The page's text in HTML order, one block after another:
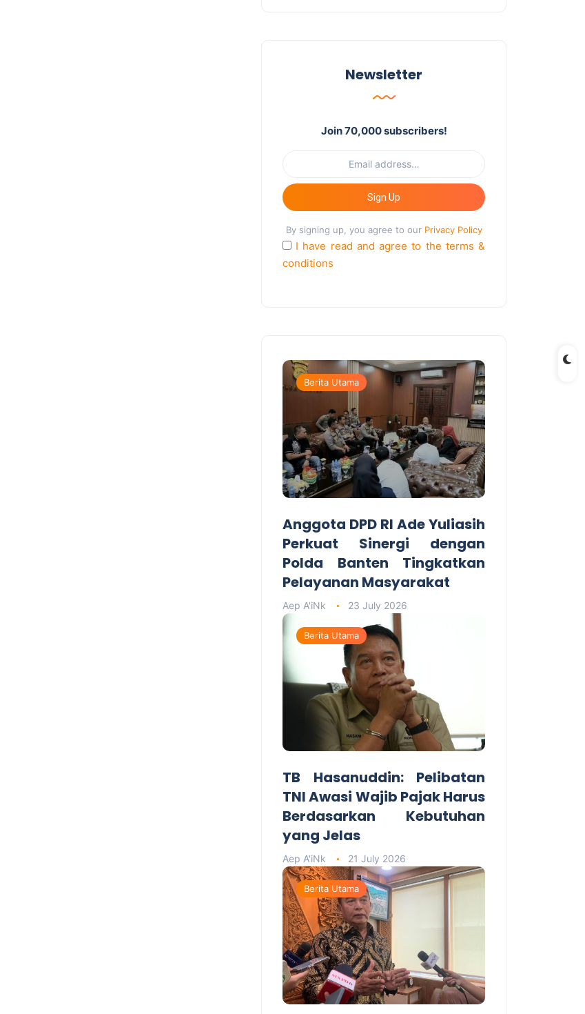
Newsletter
Join 70,000 subscribers!
Sign Up
By signing up, you agree to our Privacy Policy
I have read and agree to the terms &
conditions
Berita Utama
Anggota DPD RI Ade Yuliasih
Perkuat Sinergi dengan
Polda Banten Tingkatkan
Pelayanan Masyarakat
Aep A'iNk 23 July 2026
Berita Utama
TB Hasanuddin: Pelibatan
TNI Awasi Wajib Pajak Harus
Berdasarkan Kebutuhan
yang Jelas
Aep A'iNk 21 July 2026
Berita Utama